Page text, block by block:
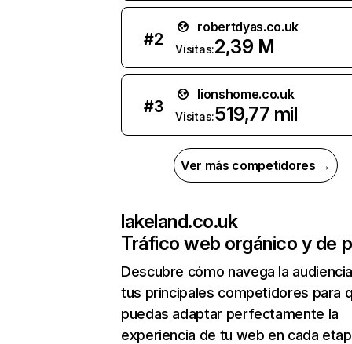
#2
robertdyas.co.uk
Visitas:2,39 M
#3
lionshome.co.uk
Visitas:519,77 mil
Ver más competidores →
lakeland.co.uk
Tráfico web orgánico y de
Descubre cómo navega la
tus principales competidores para
puedas adaptar perfectamente la
experiencia de tu web en cada